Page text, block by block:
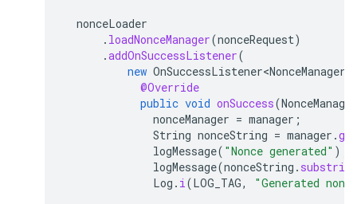
nonceLoader
. loadNonceManager(nonceRequest)
.addOnSuccessListener(
new OnSuccessListener<NonceManager>
@Override
public void onSuccess(NonceManager
nonceManager = manager ;
String nonceString = manager .
logMessage( "Nonce generated" );
logMessage(nonceString . substring
Log . i(LOG_TAG, "Generated